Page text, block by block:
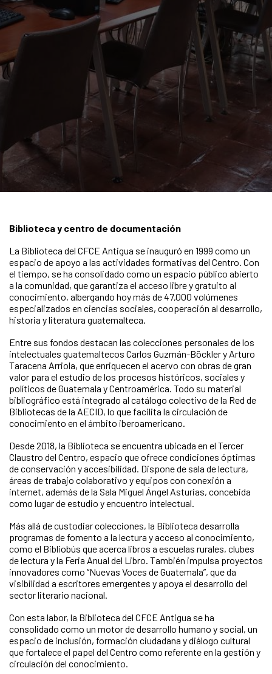
Biblioteca y centro de documentación
La Biblioteca del CFCE Antigua se inauguró en 1999 como un
espacio de apoyo a las actividades formativas del Centro. Con
el tiempo, se ha consolidado como un espacio público abierto
a la comunidad, que garantiza el acceso libre y gratuito al
conocimiento, albergando hoy más de 47,000 volúmenes
especializados en ciencias sociales, cooperación al desarrollo,
historia y literatura guatemalteca.
Entre sus fondos destacan las colecciones personales de los
intelectuales guatemaltecos Carlos Guzmán-Böckler y Arturo
Taracena Arriola, que enriquecen el acervo con obras de gran
valor para el estudio de los procesos históricos, sociales y
políticos de Guatemala y Centroamérica. Todo su material
bibliográfico está integrado al catálogo colectivo de la Red de
Bibliotecas de la AECID, lo que facilita la circulación de
conocimiento en el ámbito iberoamericano.
Desde 2018, la Biblioteca se encuentra ubicada en el Tercer
Claustro del Centro, espacio que ofrece condiciones óptimas
de conservación y accesibilidad. Dispone de sala de lectura,
áreas de trabajo colaborativo y equipos con conexión a
internet, además de la Sala Miguel Ángel Asturias, concebida
como lugar de estudio y encuentro intelectual.
Más allá de custodiar colecciones, la Biblioteca desarrolla
programas de fomento a la lectura y acceso al conocimiento,
como el Bibliobús que acerca libros a escuelas rurales, clubes
de lectura y la Feria Anual del Libro. También impulsa proyectos
innovadores como “Nuevas Voces de Guatemala”, que da
visibilidad a escritores emergentes y apoya el desarrollo del
sector literario nacional.
Con esta labor, la Biblioteca del CFCE Antigua se ha
consolidado como un motor de desarrollo humano y social, un
espacio de inclusión, formación ciudadana y diálogo cultural
que fortalece el papel del Centro como referente en la gestión y
circulación del conocimiento.